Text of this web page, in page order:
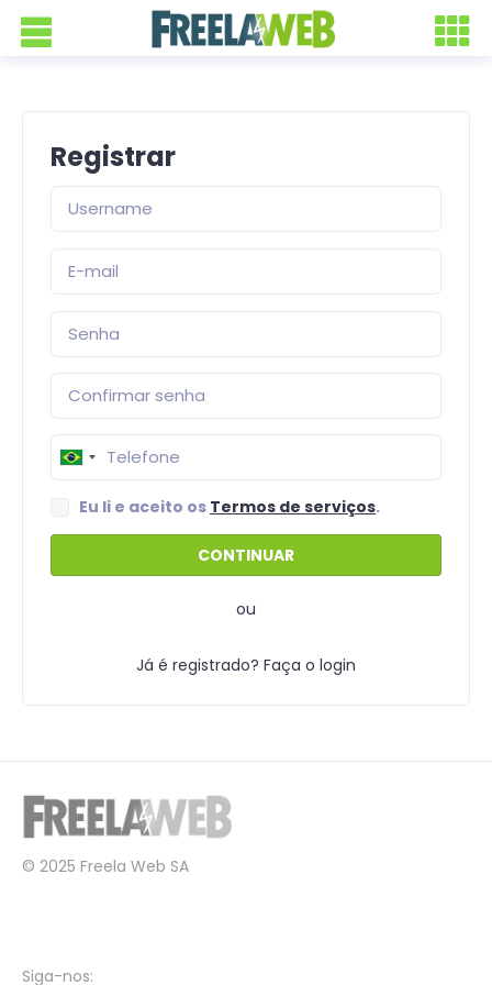
Registrar
Eu li e aceito os Termos de serviços.
ou
Já é registrado? Faça o login
© 2025 Freela Web SA
Siga-nos: